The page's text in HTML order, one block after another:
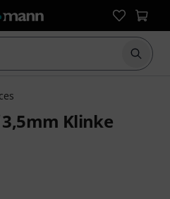
Suche
3,5mm Klinke
aus 115 Kundenbewertungen